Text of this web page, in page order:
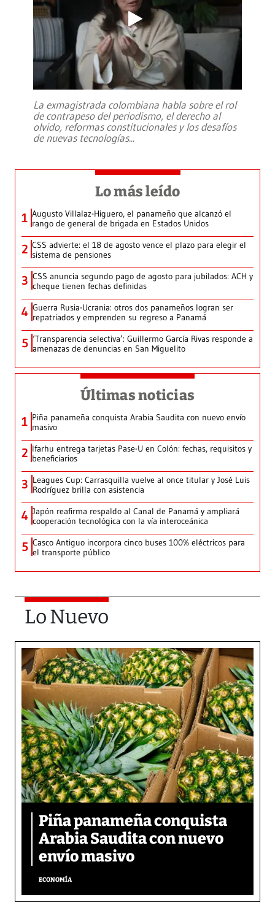
La exmagistrada colombiana habla sobre el rol
de contrapeso del periodismo, el derecho al
olvido, reformas constitucionales y los desafíos
de nuevas tecnologías...
Lo más leído
1 Augusto Villalaz-Higuero, el panameño que alcanzó el
rango de general de brigada en Estados Unidos
2 CSS advierte: el 18 de agosto vence el plazo para elegir el
sistema de pensiones
3 CSS anuncia segundo pago de agosto para jubilados: ACH y
cheque tienen fechas definidas
4 Guerra Rusia-Ucrania: otros dos panameños logran ser
repatriados y emprenden su regreso a Panamá
5 ‘Transparencia selectiva’: Guillermo García Rivas responde a
amenazas de denuncias en San Miguelito
Últimas noticias
1 Piña panameña conquista Arabia Saudita con nuevo envío
masivo
2 Ifarhu entrega tarjetas Pase-U en Colón: fechas, requisitos y
beneficiarios
3 Leagues Cup: Carrasquilla vuelve al once titular y José Luis
Rodríguez brilla con asistencia
4 Japón reafirma respaldo al Canal de Panamá y ampliará
cooperación tecnológica con la vía interoceánica
5 Casco Antiguo incorpora cinco buses 100% eléctricos para
el transporte público
Lo Nuevo
Piña panameña conquista
Arabia Saudita con nuevo
envío masivo
ECONOMÍA